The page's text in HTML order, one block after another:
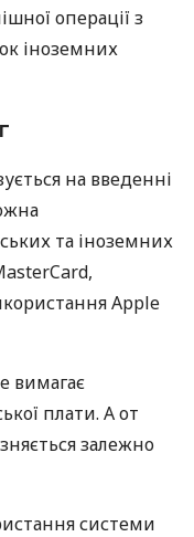
операції з
іноземних
на введенні
та іноземних
Apple
вимагає
плати. А от
залежно
системи